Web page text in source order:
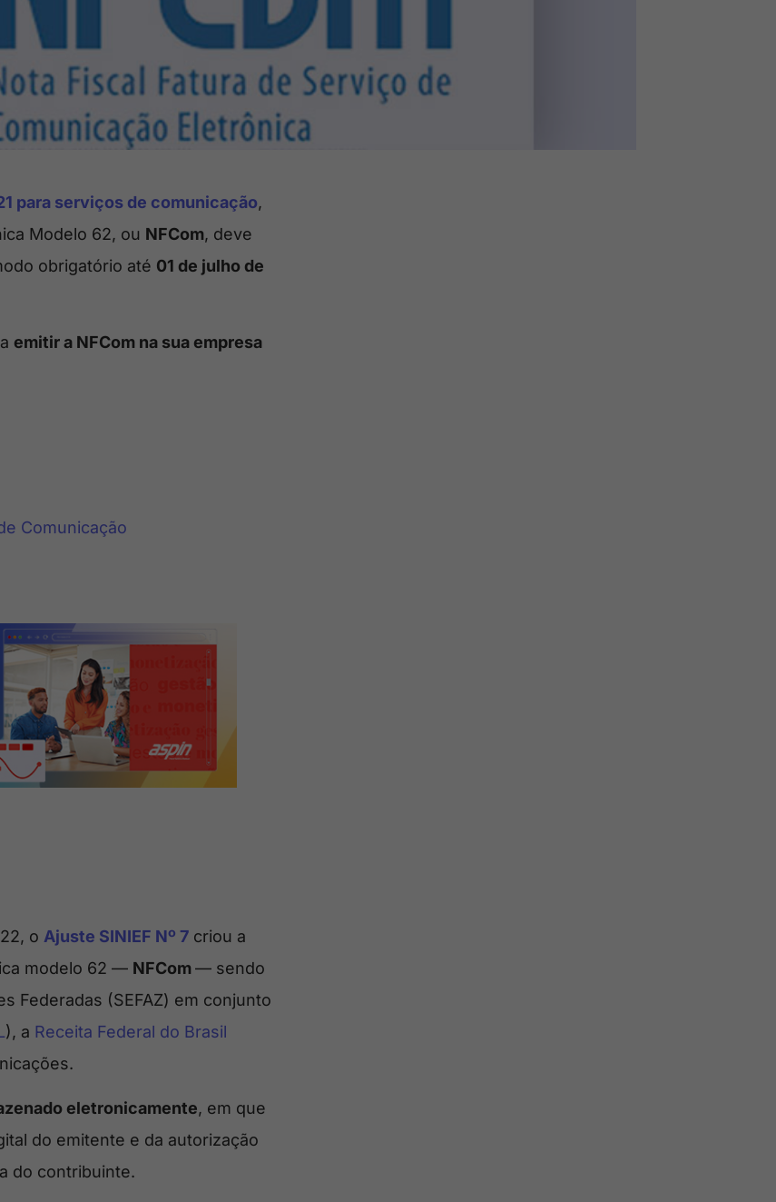
para serviços de comunicação,
Modelo 62, ou NFCom, deve
obrigatório até 01 de julho de
emitir a NFCom na sua empresa
Comunicação
o Ajuste SINIEF Nº 7 criou a
modelo 62 — NFCom— sendo
Federadas (SEFAZ) em conjunto
), a Receita Federal do Brasil
eletronicamente, em que
do emitente e da autorização
do contribuinte.